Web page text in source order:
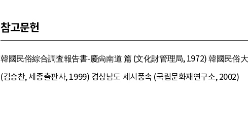
참고문헌
韓國民俗綜合調査報告書-慶尙南道 篇 (文化財管理局, 1972) 韓國民俗
(김승찬, 세종출판사, 1999) 경상남도 세시풍속 (국립문화재연구소, 2002)